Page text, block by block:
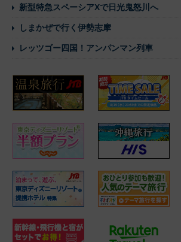
新型特急スペーシアXで日光鬼怒川へ
しまかぜで行く伊勢志摩
レッツゴー四国！アンパンマン列車